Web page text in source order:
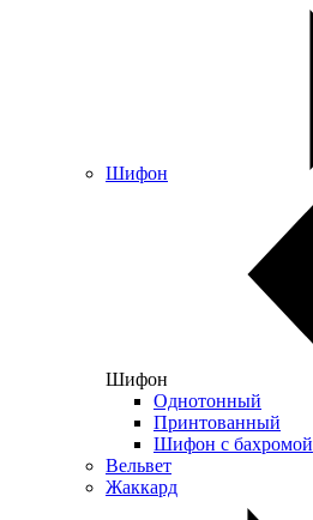
Шифон
Шифон
Однотонный
Принтованный
Шифон с бахромой
Вельвет
Жаккард